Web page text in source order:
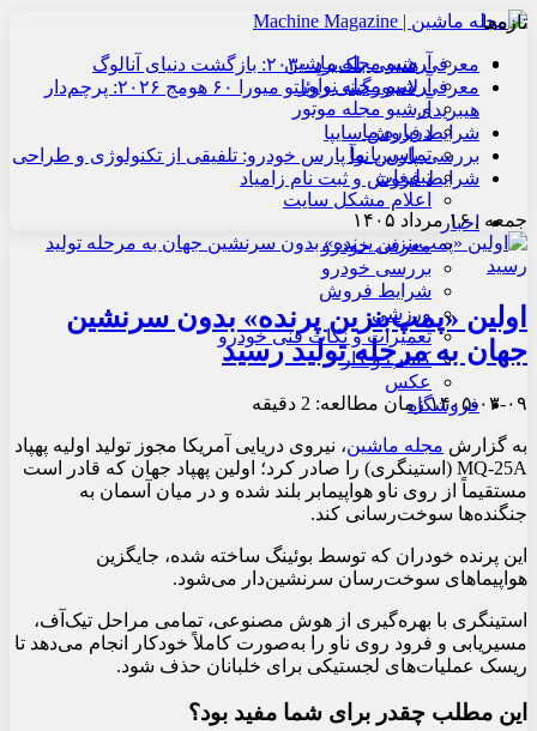
آرشیو مجله ماشین
آرشیو مجله نوآور
آرشیو مجله موتور
درباره ما
تماس با ما
تبلیغات
اعلام مشکل سایت
اخبار
معرفی خودرو
بررسی خودرو
شرایط فروش
ورزشی
تعمیرات و نکات فنی خودرو
کسب و کار
عکس
فروشگاه
تازه‌ها
معرفی هنسی بلک‌برد ۲۰۳۰: بازگشت دنیای آنالوگ
معرفی لامبورگینی روئلتو میورا ۶۰ هومج ۲۰۲۶: پرچم‌دار
هیبریدی
شرایط فروش سایپا
بررسی پارس نوآ پارس خودرو: تلفیقی از تکنولوژی و طراحی
شرایط فروش و ثبت نام زامیاد
جمعه , ۱۶ مرداد ۱۴۰۵
اولین «پمپ‌بنزین پرنده» بدون سرنشین
جهان به مرحله تولید رسید
۱۴۰۵-۰۳-۰۹زمان مطالعه: 2 دقیقه
به گزارش مجله ماشین، نیروی دریایی آمریکا مجوز تولید اولیه پهپاد
MQ-25A (استینگری) را صادر کرد؛ اولین پهپاد جهان که قادر است
مستقیماً از روی ناو هواپیمابر بلند شده و در میان آسمان به
جنگنده‌ها سوخت‌رسانی کند.
این پرنده خودران که توسط بوئینگ ساخته شده، جایگزین
هواپیماهای سوخت‌رسان سرنشین‌دار می‌شود.
استینگری با بهره‌گیری از هوش مصنوعی، تمامی مراحل تیک‌آف،
مسیریابی و فرود روی ناو را به‌صورت کاملاً خودکار انجام می‌دهد تا
ریسک عملیات‌های لجستیکی برای خلبانان حذف شود.
این مطلب چقدر برای شما مفید بود؟